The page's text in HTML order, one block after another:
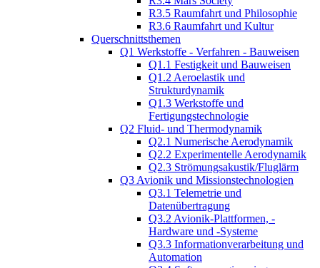
R3.5 Raumfahrt und Philosophie
R3.6 Raumfahrt und Kultur
Querschnittsthemen
Q1 Werkstoffe - Verfahren - Bauweisen
Q1.1 Festigkeit und Bauweisen
Q1.2 Aeroelastik und
Strukturdynamik
Q1.3 Werkstoffe und
Fertigungstechnologie
Q2 Fluid- und Thermodynamik
Q2.1 Numerische Aerodynamik
Q2.2 Experimentelle Aerodynamik
Q2.3 Strömungsakustik/Fluglärm
Q3 Avionik und Missionstechnologien
Q3.1 Telemetrie und
Datenübertragung
Q3.2 Avionik-Plattformen, -
Hardware und -Systeme
Q3.3 Informationverarbeitung und
Automation